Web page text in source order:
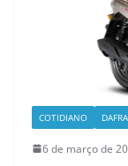
COTIDIANO DAFRA
6 de março de